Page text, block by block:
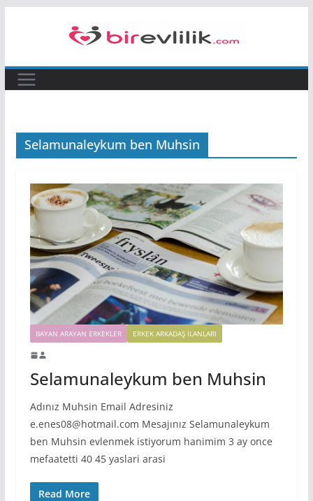
Selamunaleykum ben Muhsin
BAYAN ARAYAN ERKEKLER ERKEK ARKADAŞ ILANLARI
Selamunaleykum ben Muhsin
Adınız Muhsin Email Adresiniz
e.enes08@hotmail.com Mesajınız Selamunaleykum
ben Muhsin evlenmek istiyorum hanimim 3 ay once
mefaatetti 40 45 yaslari arasi
Read More